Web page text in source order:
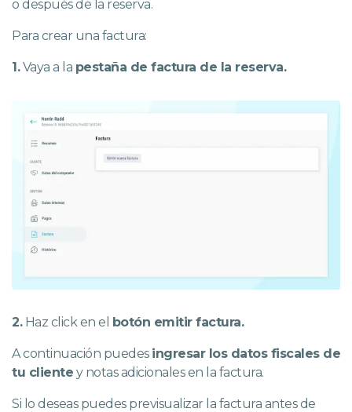
o después de la reserva.
Para crear una factura:
1.Vaya a la pestaña de factura de la reserva.
2.Haz click en el botón emitir factura.
A continuación puedes ingresar los datos fiscales de
tu cliente y notas adicionales en la factura.
Si lo deseas puedes previsualizar la factura antes de